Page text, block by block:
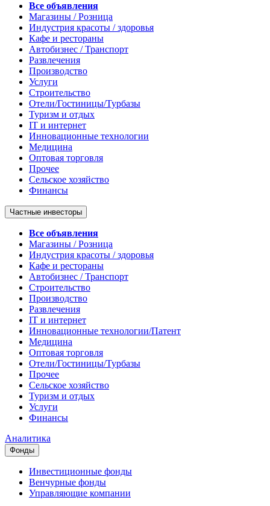
Все объявления
Магазины / Розница
Индустрия красоты / здоровья
Кафе и рестораны
Автобизнес / Транспорт
Развлечения
Производство
Услуги
Строительство
Отели/Гостиницы/Турбазы
Туризм и отдых
IT и интернет
Инновационные технологии
Медицина
Оптовая торговля
Прочее
Сельское хозяйство
Финансы
Частные инвесторы
Все объявления
Магазины / Розница
Индустрия красоты / здоровья
Кафе и рестораны
Автобизнес / Транспорт
Строительство
Производство
Развлечения
IT и интернет
Инновационные технологии/Патент
Медицина
Оптовая торговля
Отели/Гостиницы/Турбазы
Прочее
Сельское хозяйство
Туризм и отдых
Услуги
Финансы
Аналитика
Фонды
Инвестиционные фонды
Венчурные фонды
Управляющие компании